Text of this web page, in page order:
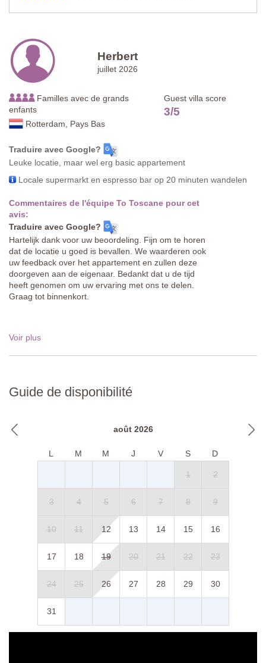
Herbert
juillet 2026
Familles avec de grands
enfants
Rotterdam, Pays Bas
Guest villa score
3/5
Traduire avec Google?
Leuke locatie, maar wel erg basic appartement
Locale supermarkt en espresso bar op 20 minuten wandelen
Commentaires de l'équipe To Toscane pour cet
avis:
Traduire avec Google?
Hartelijk dank voor uw beoordeling. Fijn om te horen
dat de locatie u goed is bevallen. We waarderen ook
uw feedback over het appartement en zullen deze
doorgeven aan de eigenaar. Bedankt dat u de tijd
heeft genomen om uw ervaring met ons te delen.
Graag tot binnenkort.
Voir plus
Guide de disponibilité
août 2026
L M M J V S D
1 2
3 4 5 6 7 8 9
10 11 12 13 14 15 16
17 18 19 20 21 22 23
24 25 26 27 28 29 30
31